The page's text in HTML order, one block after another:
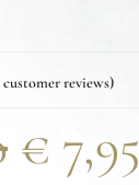
customer reviews)
€ 7,95